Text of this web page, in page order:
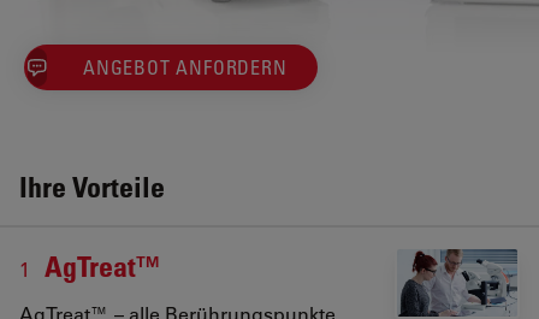
ANGEBOT ANFORDERN
Ihre Vorteile
1 AgTreat™
AgTreat™ – alle Berührungspunkte